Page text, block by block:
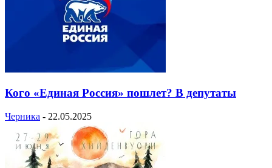
Кого «Единая Россия» пошлет? В депутаты
Черника - 22.05.2025